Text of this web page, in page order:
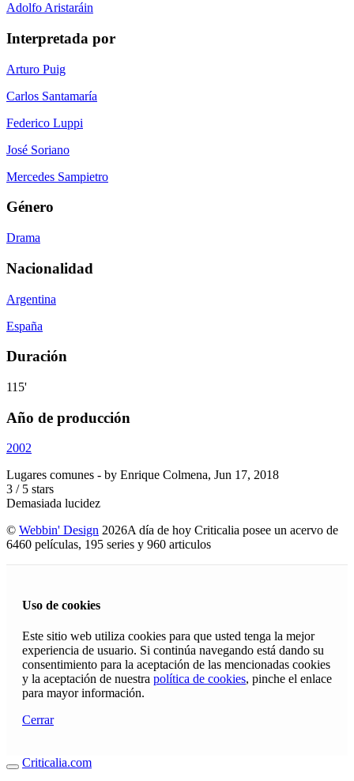
Adolfo Aristaráin
Interpretada por
Arturo Puig
Carlos Santamaría
Federico Luppi
José Soriano
Mercedes Sampietro
Género
Drama
Nacionalidad
Argentina
España
Duración
115'
Año de producción
2002
Lugares comunes - by Enrique Colmena, Jun 17, 2018
3 / 5 stars
Demasiada lucidez
© Webbin' Design 2026A día de hoy Criticalia posee un acervo de
6460 películas, 195 series y 960 articulos
Uso de cookies
Este sitio web utiliza cookies para que usted tenga la mejor
experiencia de usuario. Si continúa navegando está dando su
consentimiento para la aceptación de las mencionadas cookies
y la aceptación de nuestra política de cookies, pinche el enlace
para mayor información.
Cerrar
Criticalia.com